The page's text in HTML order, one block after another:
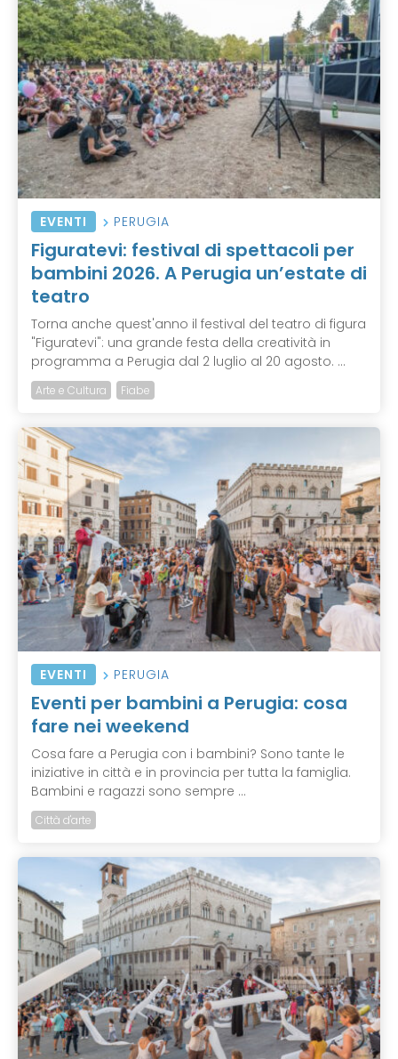
EVENTI PERUGIA
Figuratevi: festival di spettacoli per
bambini 2026. A Perugia un’estate di
teatro
Torna anche quest'anno il festival del teatro di figura
"Figuratevi": una grande festa della creatività in
programma a Perugia dal 2 luglio al 20 agosto. ...
Arte e Cultura Fiabe
EVENTI PERUGIA
Eventi per bambini a Perugia: cosa
fare nei weekend
Cosa fare a Perugia con i bambini? Sono tante le
iniziative in città e in provincia per tutta la famiglia.
Bambini e ragazzi sono sempre ...
Città d'arte